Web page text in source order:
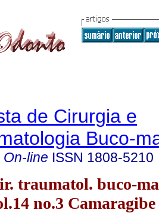
de Cirurgia e
Buco-
line ISSN 1808-5210
traumatol. buco-
no.3